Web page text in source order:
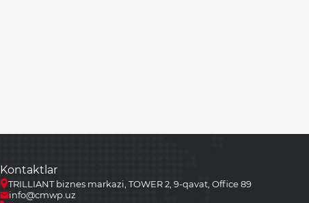
Kontaktlar
TRILLIANT biznes markazi, TOWER 2, 9-qavat, Office 89
info@cmwp.uz